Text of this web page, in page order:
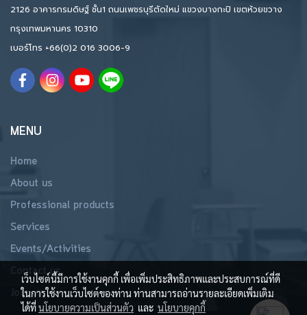
2126 อาคารกรมดิษฐ์ ชั้น1 ถนนเพชรบุรีตัดใหม่ แขวงบางกะปิ เขตห้วยขวาง
กรุงเทพมหานคร 10310
เบอร์โทร +66(0)2 016 3006-9
MENU
Home
About us
Professional products
Services
Events/Activities
Contact us
Join us
เว็บไซต์นี้มีการใช้งานคุกกี้ เพื่อเพิ่มประสิทธิภาพและประสบการณ์ที่ดี
ในการใช้งานเว็บไซต์ของท่าน ท่านสามารถอ่านรายละเอียดเพิ่มเติม
ได้ที่นโยบายความเป็นส่วนตัว และ นโยบายคุกกี้